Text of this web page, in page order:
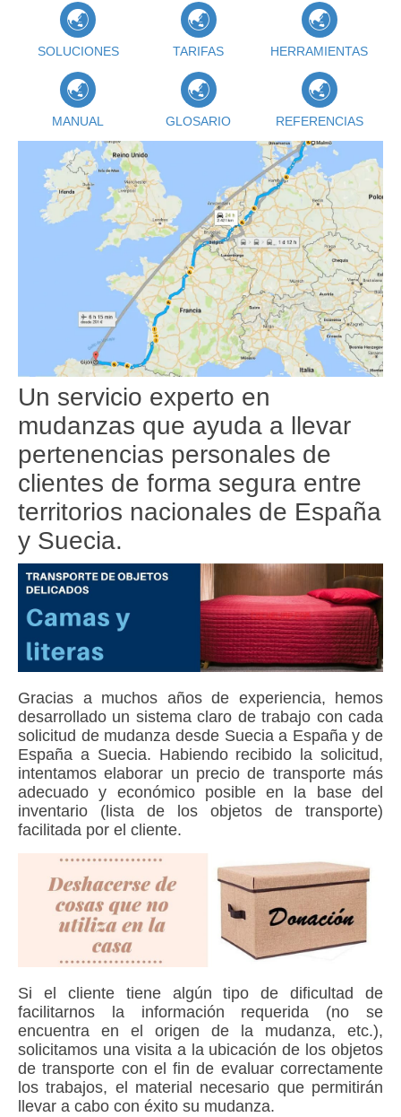
SOLUCIONES TARIFAS HERRAMIENTAS
MANUAL GLOSARIO REFERENCIAS
Un servicio experto en
mudanzas que ayuda a llevar
pertenencias personales de
clientes de forma segura entre
territorios nacionales de España
y Suecia.
Gracias a muchos años de experiencia, hemos
desarrollado un sistema claro de trabajo con cada
solicitud de mudanza desde Suecia a España y de
España a Suecia. Habiendo recibido la solicitud,
intentamos elaborar un precio de transporte más
adecuado y económico posible en la base del
inventario (lista de los objetos de transporte)
facilitada por el cliente.
Si el cliente tiene algún tipo de dificultad de
facilitarnos la información requerida (no se
encuentra en el origen de la mudanza, etc.),
solicitamos una visita a la ubicación de los objetos
de transporte con el fin de evaluar correctamente
los trabajos, el material necesario que permitirán
llevar a cabo con éxito su mudanza.